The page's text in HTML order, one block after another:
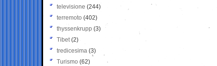
televisione(244)
terremoto (402)
thyssenkrupp (3)
Tibet(2)
tredicesima (3)
Turismo (62)